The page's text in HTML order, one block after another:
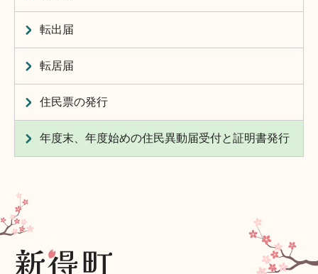
転出届
転居届
住民票の発行
年度末、年度始めの住民異動届受付と証明書発行